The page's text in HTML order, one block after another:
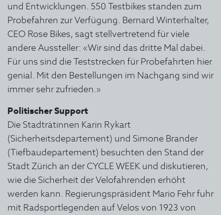
und Entwicklungen. 550 Testbikes standen zum
Probefahren zur Verfügung. Bernard Winterhalter,
CEO Rose Bikes, sagt stellvertretend für viele
andere Aussteller: «Wir sind das dritte Mal dabei.
Für uns sind die Teststrecken für Probefahrten hier
genial. Mit den Bestellungen im Nachgang sind wir
immer sehr zufrieden.»
Politischer Support
Die Stadträtinnen Karin Rykart
(Sicherheitsdepartement) und Simone Brander
(Tiefbaudepartement) besuchten den Stand der
Stadt Zürich an der CYCLE WEEK und diskutieren,
wie die Sicherheit der Velofahrenden erhöht
werden kann. Regierungspräsident Mario Fehr fuhr
mit Radsportlegenden auf Velos von 1923 von